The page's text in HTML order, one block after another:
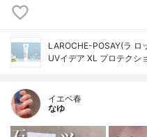
LAROCHE-POSAY(ラ ロ
UVイデア XL プロテクシ
イエベ春
なゆ